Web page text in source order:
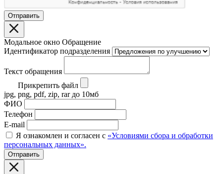
Отправить
Модальное окно Обращение
Идентификатор подразделения
Текст обращения
Прикрепить файл
jpg, png, pdf, zip, rar до 10мб
ФИО
Телефон
E-mail
Я ознакомлен и согласен с «Условиями сбора и обработки
персональных данных».
Отправить